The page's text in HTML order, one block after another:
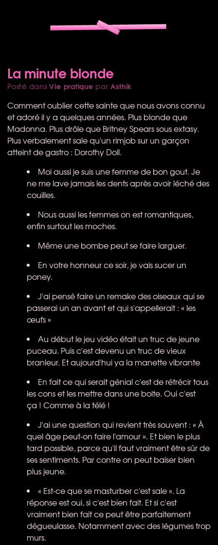
La minute blonde
Posté dansVie pratique parAsthik
Comment oublier cette sainte que nous avons connu
et adoré il y a quelques années. Plus blonde que
Madonna. Plus drôle que Britney Spears sous extasy.
Plus verbalement sale qu'un rimjob sur un garçon
atteint de gastro : Dorothy Doll.
Moi aussi je suis une femme de bon gout. Je
ne me lave jamais les dents après avoir léché des
couilles.
Nous aussi les femmes on est romantiques,
enfin surtout les moches.
Même une bombe peut se faire larguer.
En votre honneur ce soir, je vais sucer un
poney.
J'ai pensé faire un remake des oiseaux qui se
passerai un an avant et qui s'appellerait : « les
œufs »
Au début le jeu vidéo était un truc de jeune
puceau. Puis c'est devenu un truc de vieux
branleur. Et aujourd'hui ya la manette vibrante
En fait ce qui serait génial c'est de rétrécir tous
les cons et les mettre dans une boite. Oui c'est
ça ! Comme à la télé !
J'ai une question qui revient très souvent : « À
quel âge peut-on faire l'amour ». Et bien le plus
tard possible, parce qu'il faut vraiment être sûr de
ses sentiments. Par contre on peut baiser bien
plus jeune.
« Est-ce que se masturber c'est sale ». La
réponse est oui, si c'est bien fait. Et si c'est
vraiment bien fait ce peut être parfaitement
dégueulasse. Notamment avec des légumes trop
murs.